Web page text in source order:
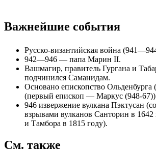
Важнейшие события
Русско-византийская война
942—946 — папа Марин II.
Вашмагир, правитель Гургана и
подчинился Саманидам.
Основано епископство Ольденбурга
(первый епископ — Маркус (948-
946 извержение вулкана Пэктусан
взрывами вулканов Санторин в
и Тамбора в 1815 году).
См. также